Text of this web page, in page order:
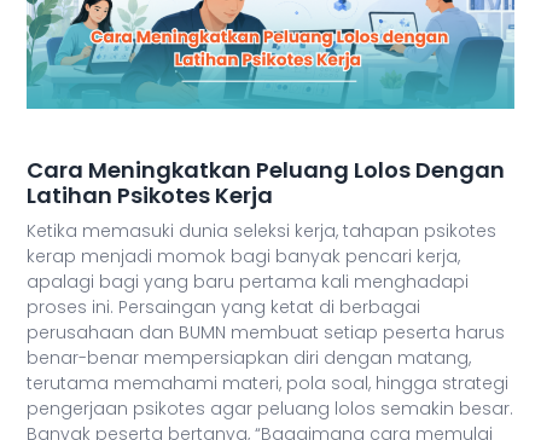
Cara Meningkatkan Peluang Lolos Dengan
Latihan Psikotes Kerja
Ketika memasuki dunia seleksi kerja, tahapan psikotes
kerap menjadi momok bagi banyak pencari kerja,
apalagi bagi yang baru pertama kali menghadapi
proses ini. Persaingan yang ketat di berbagai
perusahaan dan BUMN membuat setiap peserta harus
benar-benar mempersiapkan diri dengan matang,
terutama memahami materi, pola soal, hingga strategi
pengerjaan psikotes agar peluang lolos semakin besar.
Banyak peserta bertanya, “Bagaimana cara memulai